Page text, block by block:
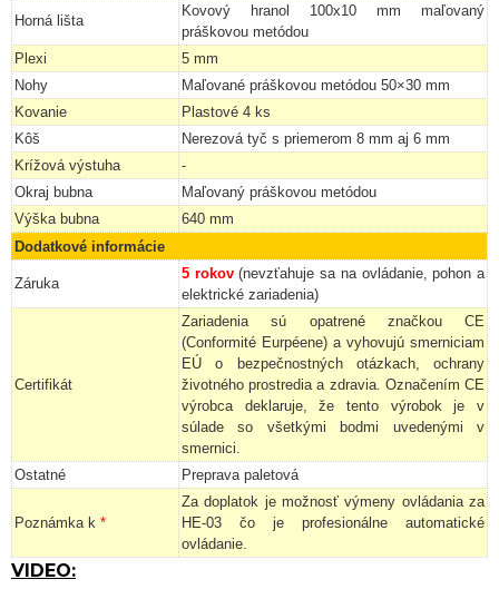
Horná lišta
Kovový hranol 100x10 mm maľovaný
práškovou metódou
Plexi
5 mm
Nohy
Maľované práškovou metódou 50×30 mm
Kovanie
Plastové 4 ks
Kôš
Nerezová tyč s priemerom 8 mm aj 6 mm
Krížová výstuha
-
Okraj bubna
Maľovaný práškovou metódou
Výška bubna
640 mm
Dodatkové informácie
Záruka
5 rokov(nevzťahuje sa na ovládanie, pohon a
elektrické zariadenia)
Certifikát
Zariadenia sú opatrené značkou CE
(Conformité Eurpéene) a vyhovujú smerniciam
EÚ o bezpečnostných otázkach, ochrany
životného prostredia a zdravia. Označením CE
výrobca deklaruje, že tento výrobok je v
súlade so všetkými bodmi uvedenými v
smernici.
Ostatné
Preprava paletová
Poznámka k *
Za doplatok je možnosť výmeny ovládania za
HE-03 čo je profesionálne automatické
ovládanie.
VIDEO: